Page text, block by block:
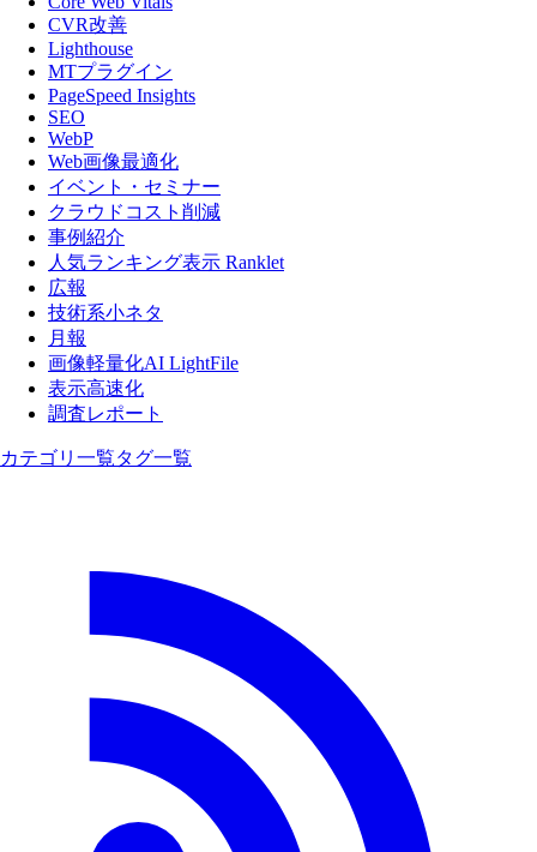
CVR改善
Lighthouse
MTプラグイン
PageSpeed Insights
SEO
WebP
Web画像最適化
イベント・セミナー
クラウドコスト削減
事例紹介
人気ランキング表示 Ranklet
広報
技術系小ネタ
月報
画像軽量化AI LightFile
表示高速化
調査レポート
カテゴリ一覧タグ一覧